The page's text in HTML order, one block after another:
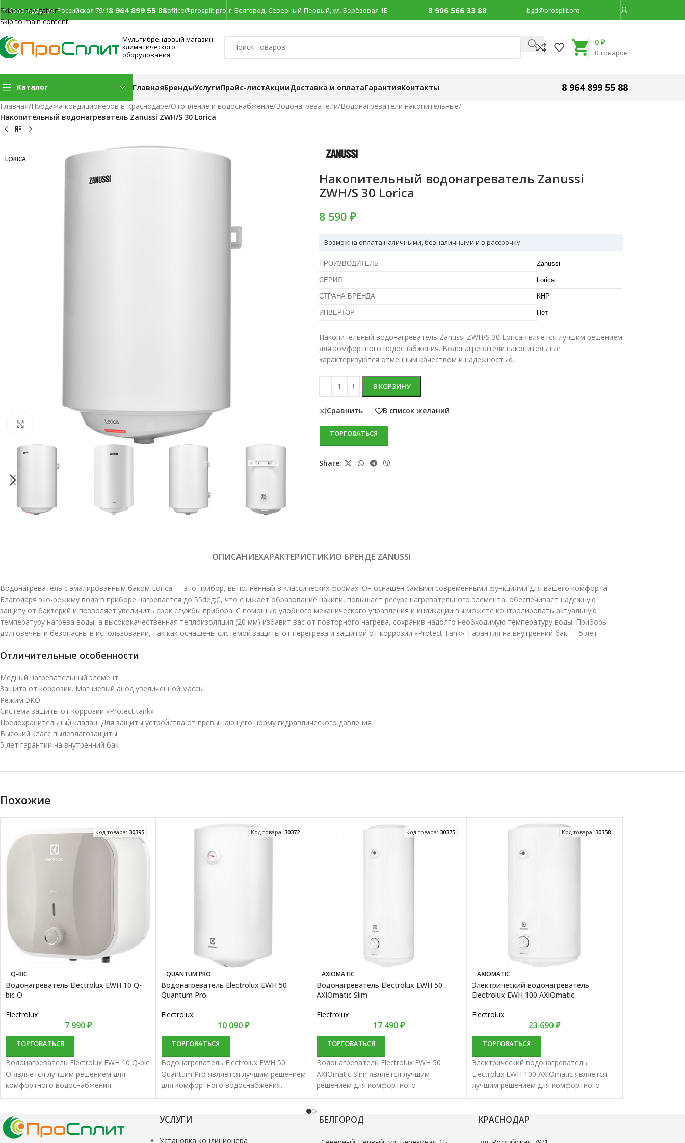
Skip to navigation
Skip to main content
г. Краснодар, ул. Российская 79/18 964 899 55 88office@prosplit.pro г. Белгород, Северный-Первый, ул. Берёзовая 1Б 8 906 566 33 88 bgd@prosplit.pro
Мультибрендовый магазин
климатического
оборудования.
0товаров
0 ₽
Каталог ГлавнаяБрендыУслугиПрайс-листАкцииДоставка и оплатаГарантияКонтакты 8 964 899 55 88
Главная/Продажа кондиционеров в Краснодаре/Отопление и водоснабжение/Водонагреватели/Водонагреватели накопительные/
Накопительный водонагреватель Zanussi ZWH/S 30 Lorica
LORICA
Нажмите, чтобы увеличить
Накопительный водонагреватель Zanussi
ZWH/S 30 Lorica
8 590 ₽
Возможна оплата наличными, безналичными и в рассрочку
ПРОИЗВОДИТЕЛЬ Zanussi
СЕРИЯ Lorica
СТРАНА БРЕНДА КНР
ИНВЕРТОР Нет
Накопительный водонагреватель Zanussi ZWH/S 30 Lorica является лучшим решением
для комфортного водоснабжения. Водонагреватели накопительные
характеризуются отменным качеством и надежностью.
В КОРЗИНУ
Сравнить В список желаний
ТОРГОВАТЬСЯ
Share:
ОПИСАНИЕХАРАКТЕРИСТИКИО БРЕНДЕ ZANUSSI
Водонагреватель с эмалированным баком Lorica — это прибор, выполненный в классических формах. Он оснащен самыми современными функциями для вашего комфорта.
Благодаря эко-режиму вода в приборе нагревается до 55deg;C, что снижает образование накипи, повышает ресурс нагревательного элемента, обеспечивает надежную
защиту от бактерий и позволяет увеличить срок службы прибора. C помощью удобного механического управления и индикации вы можете контролировать актуальную
температуру нагрева воды, а высококачественная теплоизоляция (20 мм) избавит вас от повторного нагрева, сохранив надолго необходимую температуру воды. Приборы
долговечны и безопасны в использовании, так как оснащены системой защиты от перегрева и защитой от коррозии «Protect Tank». Гарантия на внутренний бак — 5 лет.
Отличительные особенности
Медный нагревательный элемент
Защита от коррозии. Магниевый анод увеличенной массы
Режим ЭКО
Система защиты от коррозии «Protect tank»
Предохранительный клапан. Для защиты устройства от превышающего норму гидравлического давления
Высокий класс пылевлагозащиты
5 лет гарантии на внутренний бак
Похожие
Код товара: 30395
Q-BIC
Водонагреватель Electrolux EWH 10 Q-
bic O
Electrolux
7 990₽
ТОРГОВАТЬСЯ
Водонагреватель Electrolux EWH 10 Q-bic
O является лучшим решением для
комфортного водоснабжения.
Водонагреватели накопительные
надежностью.
Код товара: 30372
QUANTUM PRO
Водонагреватель Electrolux EWH 50
Quantum Pro
Electrolux
10 090₽
ТОРГОВАТЬСЯ
Водонагреватель Electrolux EWH 50
Quantum Pro является лучшим решением
для комфортного водоснабжения.
Водонагреватели накопительные
надежностью.
Код товара: 30375
AXIOMATIC
Водонагреватель Electrolux EWH 50
AXIOmatic Slim
Electrolux
17 490₽
ТОРГОВАТЬСЯ
Водонагреватель Electrolux EWH 50
AXIOmatic Slim является лучшим
решением для комфортного
водоснабжения. Водонагреватели
отменным качеством и надежностью.
Код товара: 30358
AXIOMATIC
Электрический водонагреватель
Electrolux EWH 100 AXIOmatic
Electrolux
23 690₽
ТОРГОВАТЬСЯ
Электрический водонагреватель
Electrolux EWH 100 AXIOmatic является
лучшим решением для комфортного
водоснабжения. Водонагреватели
отменным качеством и надежностью.
УСЛУГИ
Установка кондиционера
БЕЛГОРОД КРАСНОДАР